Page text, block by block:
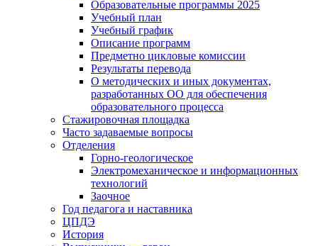
Образовательные программы 2025
Учебный план
Учебный график
Описание программ
Предметно цикловые комиссии
Результаты перевода
О методических и иных документах,
разработанных ОО для обеспечения
образовательного процесса
Стажировочная площадка
Часто задаваемые вопросы
Отделения
Горно-геологическое
Электромеханическое и информационных
технологий
Заочное
Год педагога и наставника
ЦПДЭ
История